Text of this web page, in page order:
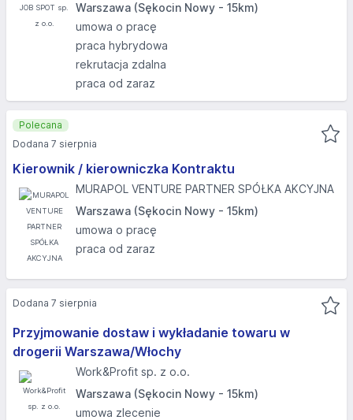
Warszawa (Sękocin Nowy - 15km)
umowa o pracę
praca hybrydowa
rekrutacja zdalna
praca od zaraz
Kierownik / kierowniczka Kontraktu
MURAPOL VENTURE PARTNER SPÓŁKA AKCYJNA
Warszawa (Sękocin Nowy - 15km)
umowa o pracę
praca od zaraz
Polecana
Dodana 7 sierpnia
Przyjmowanie dostaw i wykładanie towaru w
drogerii Warszawa/Włochy
Work&Profit sp. z o.o.
Warszawa (Sękocin Nowy - 15km)
umowa zlecenie
Dodana 7 sierpnia